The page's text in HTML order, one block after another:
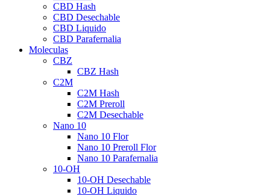
CBD Hash
CBD Desechable
CBD Liquido
CBD Parafernalia
Moleculas
CBZ
CBZ Hash
C2M
C2M Hash
C2M Preroll
C2M Desechable
Nano 10
Nano 10 Flor
Nano 10 Preroll Flor
Nano 10 Parafernalia
10-OH
10-OH Desechable
10-OH Liquido